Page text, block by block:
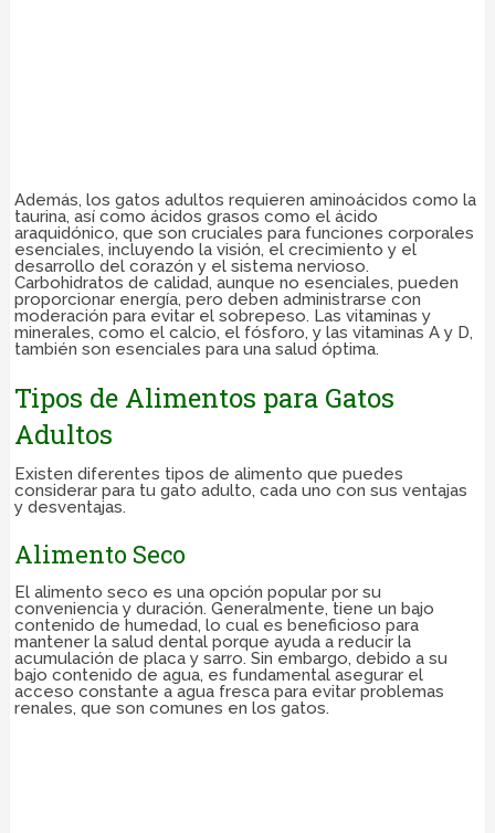
Además, los gatos adultos requieren aminoácidos como la
taurina, así como ácidos grasos como el ácido
araquidónico, que son cruciales para funciones corporales
esenciales, incluyendo la visión, el crecimiento y el
desarrollo del corazón y el sistema nervioso.
Carbohidratos de calidad, aunque no esenciales, pueden
proporcionar energía, pero deben administrarse con
moderación para evitar el sobrepeso. Las vitaminas y
minerales, como el calcio, el fósforo, y las vitaminas A y D,
también son esenciales para una salud óptima.
Tipos de Alimentos para Gatos
Adultos
Existen diferentes tipos de alimento que puedes
considerar para tu gato adulto, cada uno con sus ventajas
y desventajas.
Alimento Seco
El alimento seco es una opción popular por su
conveniencia y duración. Generalmente, tiene un bajo
contenido de humedad, lo cual es beneficioso para
mantener la salud dental porque ayuda a reducir la
acumulación de placa y sarro. Sin embargo, debido a su
bajo contenido de agua, es fundamental asegurar el
acceso constante a agua fresca para evitar problemas
renales, que son comunes en los gatos.